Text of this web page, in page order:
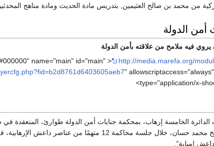
من محمد بن صالح العثيمين, بتدريس مادة الحديث ومادة مناهج
أمن الدولة
فيه ملامح من علاقته بأمن الدولة
http://media.marefa.org/
"
type="application/x-
الدائرة الخامسة إرهاب، بمحكمة جنايات أمن الدولة طوارئ،
إمبابة".